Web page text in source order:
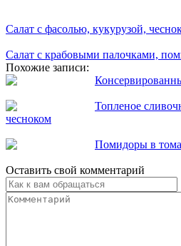
Салат с фасолью, кукурузой,
Салат с крабовыми палочками,
Похожие записи:
Топленое
чесноком
Помидоры в
Оставить свой комментарий